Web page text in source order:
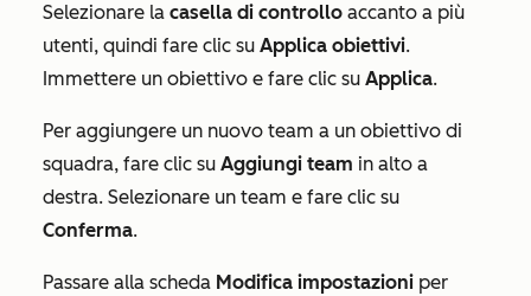
Selezionare la casella di controllo accanto a più
utenti, quindi fare clic su Applica obiettivi.
Immettere un obiettivo e fare clic su Applica.
Per aggiungere un nuovo team a un obiettivo di
squadra, fare clic su Aggiungi team in alto a
destra. Selezionare un team e fare clic su
Conferma.
Passare alla scheda Modifica impostazioni per